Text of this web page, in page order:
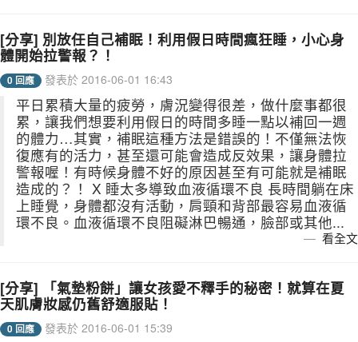
[分享] 別放任自己補眠！利用假日時間瘋狂睡，小心身
體開始拉警報？！
0 回應 發表於 2016-06-01 16:43
平日累積大量的疲勞，膚況變得很差，做什麼事都很
累，讓我們想要利用假日的時間多睡一點以補回一週
的體力…其實，補眠這種方法是錯誤的！不僅無法恢
復應有的活力，甚至還可能會造成反效果，讓身體拉
警報喔！有時候身體不好的原因甚至有可能就是補眠
造成的？！ X 睡太多導致血液循環不良 長時間躺在床
上睡覺，身體都沒有活動，肩頸和背部最容易血液循
環不良。血液循環不良阻礙淋巴暢通，臉部或其他...
看全文
[分享] 「氣墊粉餅」讓女孩愛不釋手的秘密！就算在夏
天肌膚妝感仍舊舒適服貼！
0 回應 發表於 2016-06-01 15:39